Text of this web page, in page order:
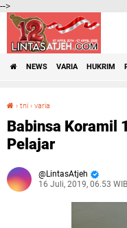
-->
NEWS VARIA HUKRIM
› tni › varia
Babinsa Koramil
Pelajar
LintasAtjeh
16 Juli, 2019, 06.53 WIB